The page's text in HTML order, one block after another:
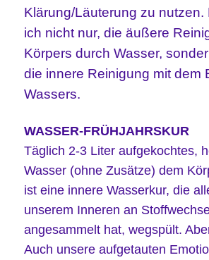
Klärung/Läuterung zu nutzen.
ich nicht nur, die äußere
Körpers durch Wasser,
die innere Reinigung mit dem
Wassers.
WASSER-FRÜHJAHRSKUR
Täglich 2-3 Liter aufgekochtes,
Wasser (ohne Zusätze) dem
ist eine innere Wasserkur, die
unserem Inneren an
angesammelt hat, wegspült.
Auch unsere aufgetauten